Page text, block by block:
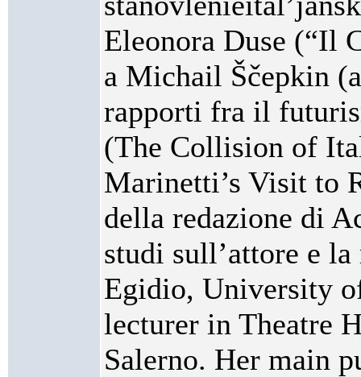
Eleonora Duse (“Il
a Michail Ščepkin
rapporti fra il
(The Collision of
Marinetti’s Visit to
della redazione di
studi sull’attore e
Egidio, University
lecturer in Theatre
Salerno. Her main